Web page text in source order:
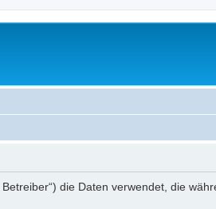
die Daten verwendet, die